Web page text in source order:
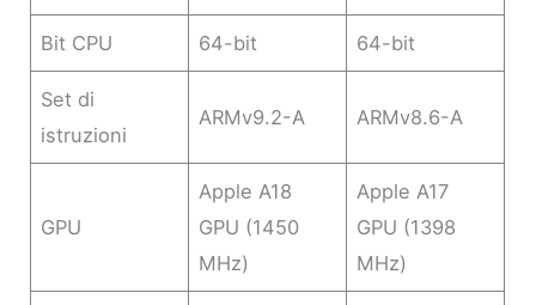
Bit CPU 64-bit 64-bit
Set di
istruzioni
ARMv9.2-A ARMv8.6-A
GPU
Apple A18
GPU (1450
MHz)
Apple A17
GPU (1398
MHz)